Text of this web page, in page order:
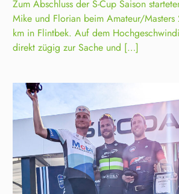
Zum Abschluss der S-Cup Saison
Mike und Florian beim Amateur/
km in Flintbek. Auf dem
direkt zügig zur Sache und […]